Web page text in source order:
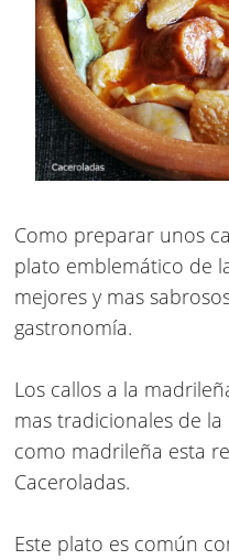
Como preparar unos
plato emblemático de
mejores y mas
gastronomía.
Los callos a la
mas tradicionales de
como madrileña esta
Caceroladas.
Este plato es común